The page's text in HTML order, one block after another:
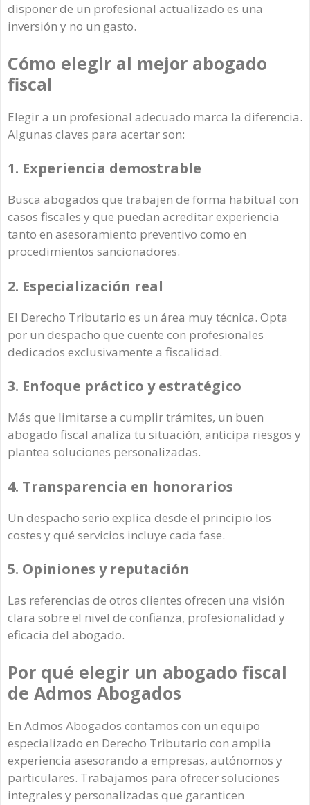
disponer de un profesional actualizado es una
inversión y no un gasto.
Cómo elegir al mejor abogado
fiscal
Elegir a un profesional adecuado marca la diferencia.
Algunas claves para acertar son:
1. Experiencia demostrable
Busca abogados que trabajen de forma habitual con
casos fiscales y que puedan acreditar experiencia
tanto en asesoramiento preventivo como en
procedimientos sancionadores.
2. Especialización real
El Derecho Tributario es un área muy técnica. Opta
por un despacho que cuente con profesionales
dedicados exclusivamente a fiscalidad.
3. Enfoque práctico y estratégico
Más que limitarse a cumplir trámites, un buen
abogado fiscal analiza tu situación, anticipa riesgos y
plantea soluciones personalizadas.
4. Transparencia en honorarios
Un despacho serio explica desde el principio los
costes y qué servicios incluye cada fase.
5. Opiniones y reputación
Las referencias de otros clientes ofrecen una visión
clara sobre el nivel de confianza, profesionalidad y
eficacia del abogado.
Por qué elegir un abogado fiscal
de Admos Abogados
En Admos Abogados contamos con un equipo
especializado en Derecho Tributario con amplia
experiencia asesorando a empresas, autónomos y
particulares. Trabajamos para ofrecer soluciones
integrales y personalizadas que garanticen